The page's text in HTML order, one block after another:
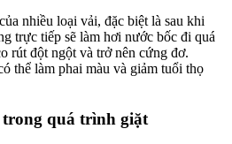
nhiều loại vải, đặc biệt là sau khi
trực tiếp sẽ làm hơi nước bốc đi quá
rút đột ngột và trở nên cứng đơ.
thể làm phai màu và giảm tuổi thọ
quá trình giặt